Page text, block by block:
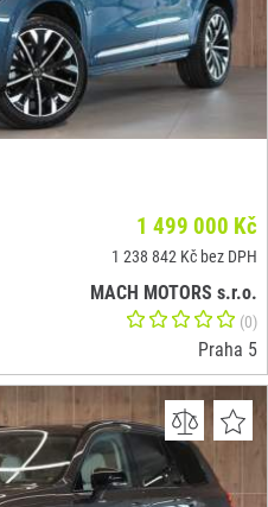
1 499 000 Kč
1 238 842 Kč bez DPH
MACH MOTORS s.r.o.
(0)
Praha 5